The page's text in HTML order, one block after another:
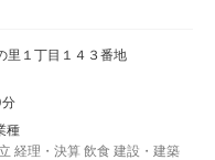
里１丁目１４３番地
種
経理・決算 飲食 建設・建築